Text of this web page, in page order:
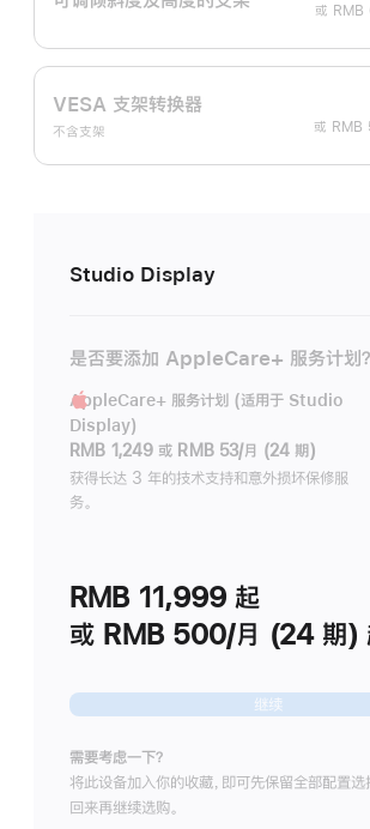
或
VESA 支架转换器
不含支架
或 RMB
Studio Display
是否要添加 AppleCare+ 服务计划？
AppleCare+ 服务计划 (适用于 Studio
Display)
RMB 1,249 或 RMB 53/月 (24 期)
获得长达 3 年的技术支持和意外损坏保修服
务。
RMB 11,999 起
或 RMB 500/月 (24 期)
继续
需要考虑一下？
将此设备加入你的收藏，即可先保留全部配置选
回来再继续选购。